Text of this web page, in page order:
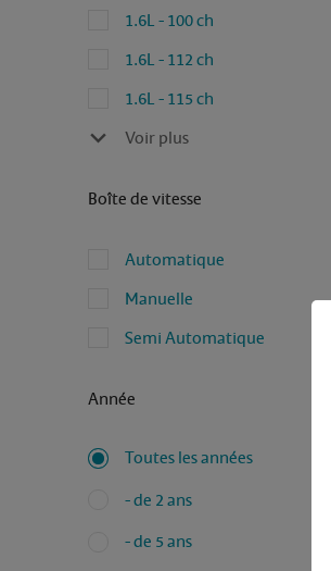
1.6L - 100 ch
1.6L - 112 ch
1.6L - 115 ch
Voir plus
Boîte de vitesse
Automatique
Manuelle
Semi Automatique
Année
Toutes les années
- de 2 ans
- de 5 ans